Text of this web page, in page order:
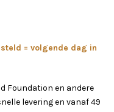
= volgende dag in
Foundation en andere
levering en vanaf 49